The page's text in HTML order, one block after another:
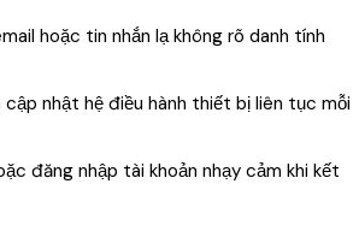
hoặc tin nhắn lạ không rõ danh tính
nhật hệ điều hành thiết bị liên tục mỗi
đăng nhập tài khoản nhạy cảm khi kết